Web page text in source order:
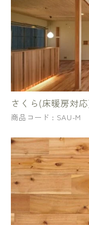
さくら(床暖房対
商品コード : SAU-M